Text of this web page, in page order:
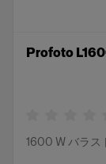
Profoto
1600 W バラス